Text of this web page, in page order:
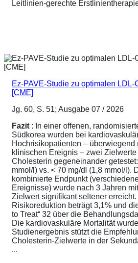
Leitlinien-gerechte
Ez-PAVE-Studie zu optimalen LDL-
[CME]
Jg. 60, S. 51; Ausgabe 07 / 2026
Fazit : In einer offenen,
Südkorea wurden bei
Hochrisikopatienten – überwiegend
klinischen Ereignis – zwei
Cholesterin gegeneinander
mmol/l) vs. < 70 mg/dl (1,8 mmol/l).
kombinierte Endpunkt
Ereignisse) wurde nach 3 Jahren
Zielwert signifikant seltener
Risikoreduktion beträgt 3,1% und
to Treat“ 32 über die
Die kardiovaskuläre Mortalität
Studienergebnis stützt die
Cholesterin-Zielwerte in der
...